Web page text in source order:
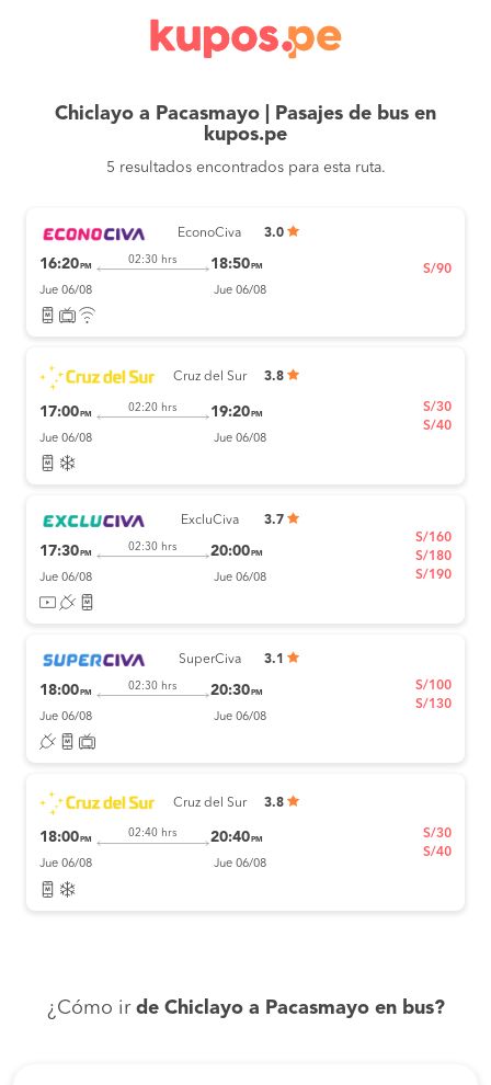
Chiclayo a Pacasmayo | Pasajes de bus en
kupos.pe
5 resultados encontrados para esta ruta.
EconoCiva 3.0
16:20 PM
02:30 hrs 18:50 PM
Jue 06/08 Jue 06/08
S/90
Cruz del Sur 3.8
17:00 PM
02:20 hrs 19:20 PM
Jue 06/08 Jue 06/08
S/30
S/40
ExcluCiva 3.7
17:30 PM
02:30 hrs 20:00 PM
Jue 06/08 Jue 06/08
S/160
S/180
S/190
SuperCiva 3.1
18:00 PM
02:30 hrs 20:30 PM
Jue 06/08 Jue 06/08
S/100
S/130
Cruz del Sur 3.8
18:00PM
02:40 hrs 20:40PM
Jue 06/08 Jue 06/08
S/30
S/40
¿Cómo ir de Chiclayo a Pacasmayo en bus?